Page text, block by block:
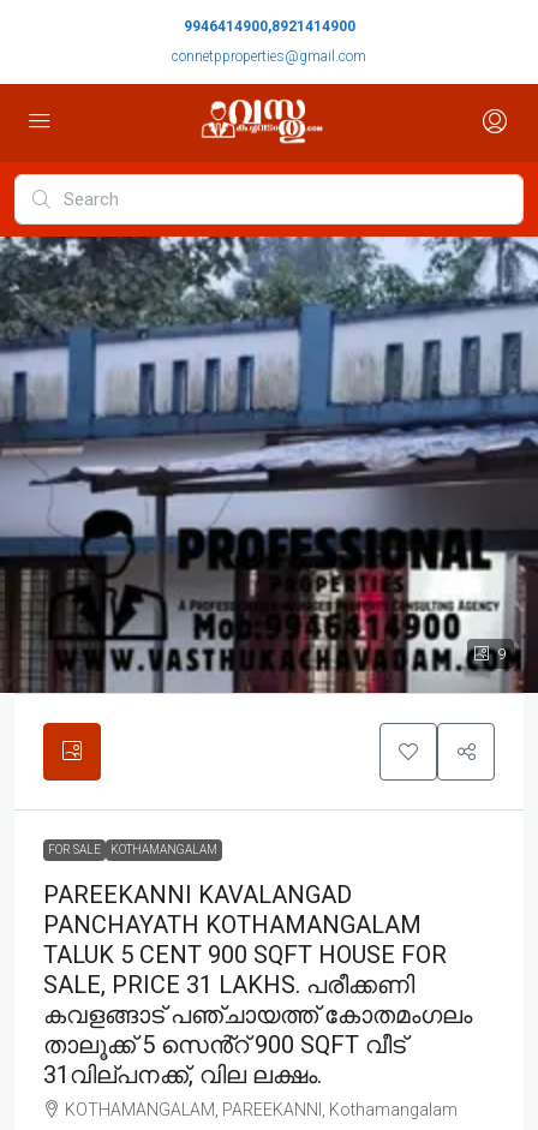
9946414900,8921414900
connetpproperties@gmail.com
9
FOR SALE KOTHAMANGALAM
PAREEKANNI KAVALANGAD
PANCHAYATH KOTHAMANGALAM
TALUK 5 CENT 900 SQFT HOUSE FOR
SALE, PRICE 31 LAKHS. പരീക്കണി
കവളങ്ങാട് പഞ്ചായത്ത് കോതമംഗലം
താലൂക്ക് 5 സെൻ്റ് 900 SQFT വീട്
31വില്പനക്ക്, വില ലക്ഷം.
KOTHAMANGALAM, PAREEKANNI, Kothamangalam